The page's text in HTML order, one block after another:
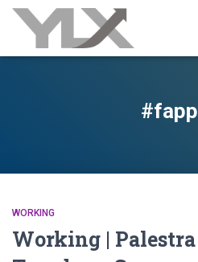
WORKING
Working |